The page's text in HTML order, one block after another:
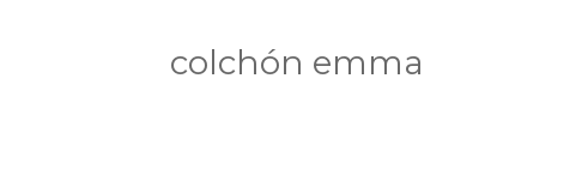
colchón emma